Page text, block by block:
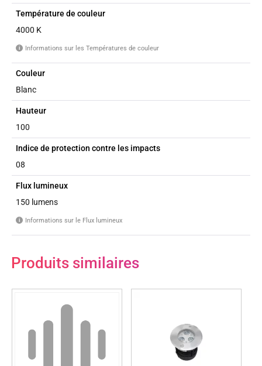
Température de couleur
4000 K
i Informations sur les Températures de couleur
Couleur
Blanc
Hauteur
100
Indice de protection contre les impacts
08
Flux lumineux
150 lumens
i Informations sur le Flux lumineux
Produits similaires